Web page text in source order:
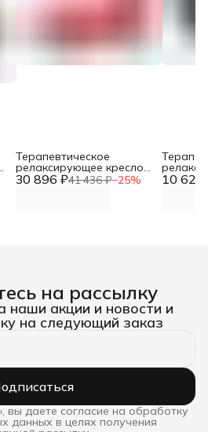
30 896 ₽41 436 ₽−25%
Терапевтическое
релаксирующее кресло
Кубик Взрослый - 10 624
Кубик
на рассылку
наши акции и новости и
на следующий заказ
вы даете согласие на обработку
данных в целях получения